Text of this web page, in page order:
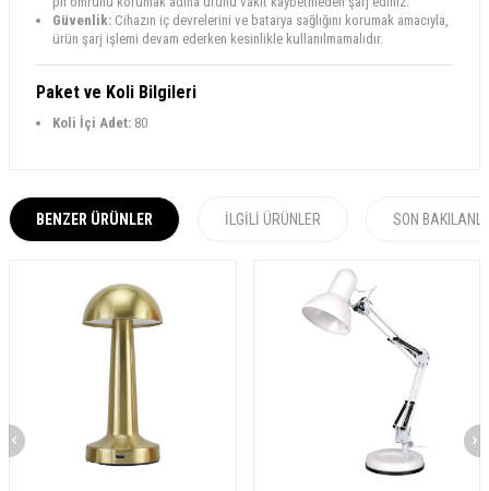
Güvenlik: Cihazın iç devrelerini ve batarya sağlığını korumak amacıyla,
ürün şarj işlemi devam ederken kesinlikle kullanılmamalıdır.
Paket ve Koli Bilgileri
Koli İçi Adet: 80
BENZER ÜRÜNLER İLGILI ÜRÜNLER SON